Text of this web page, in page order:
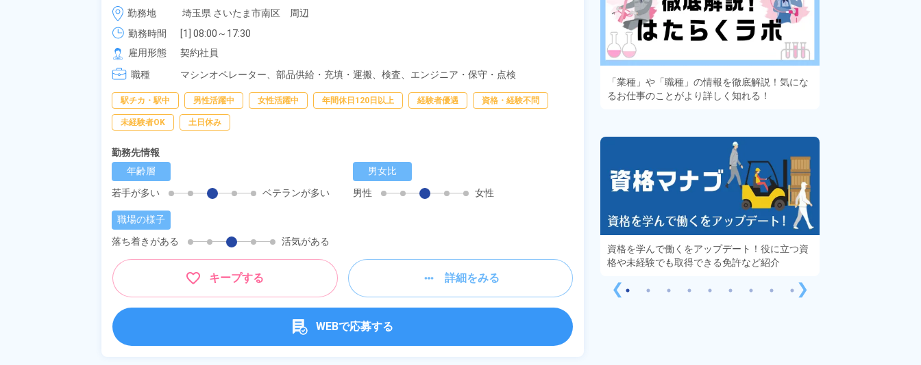
時給 1,300円～1,300円
勤務地
埼玉県 さいたま市南区　周辺
勤務時間
[1] 08:00～17:30
[2] 20:00～05:30
[3] 07:00～15:45
[4] 13:00～21:45
雇用形態
契約社員
職種
マシンオペレーター、 部品供給・充填・運搬、 検査、 エンジニア・保守・点検
駅チカ・駅中 男性活躍中 女性活躍中 年間休日120日以上 経験者優遇 資格・経験不問
未経験者OK 土日休み
勤務先情報
年齢層
若手が多い
ベテランが多い
男女比
男性
女性
職場の様子
落ち着きがある
活気がある
キープする 詳細をみる
WEBで応募する
「業種」や「職種」の情報を徹底解説！気にな
るお仕事のことがより詳しく知れる！
❮
に！？ディープな世界にあなたもきっとハマる
資格を学んで働くをアップデート！役に立つ資
格や未経験でも取得できる免許など紹介
❯